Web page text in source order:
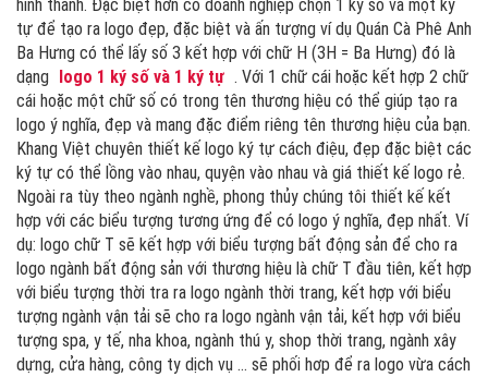
hình thành. Đặc biệt hơn có doanh nghiệp chọn 1 ký số và một ký
tự để tạo ra logo đẹp, đặc biệt và ấn tượng ví dụ Quán Cà Phê Anh
Ba Hưng có thể lấy số 3 kết hợp với chữ H (3H = Ba Hưng) đó là
dạng
logo 1 ký số và 1 ký tự . Với 1 chữ cái hoặc kết hợp 2 chữ
cái hoặc một chữ số có trong tên thương hiệu có thể giúp tạo ra
logo ý nghĩa, đẹp và mang đặc điểm riêng tên thương hiệu của bạn.
Khang Việt chuyên thiết kế logo ký tự cách điệu, đẹp đặc biệt các
ký tự có thể lồng vào nhau, quyện vào nhau và giá thiết kế logo rẻ.
Ngoài ra tùy theo ngành nghề, phong thủy chúng tôi thiết kế kết
hợp với các biểu tượng tương ứng để có logo ý nghĩa, đẹp nhất. Ví
dụ: logo chữ T sẽ kết hợp với biểu tượng bất động sản để cho ra
logo ngành bất động sản với thương hiệu là chữ T đầu tiên, kết hợp
với biểu tượng thời tra ra logo ngành thời trang, kết hợp với biểu
tượng ngành vận tải sẽ cho ra logo ngành vận tải, kết hợp với biểu
tượng spa, y tế, nha khoa, ngành thú y, shop thời trang, ngành xây
dựng, cửa hàng, công ty dịch vụ ... sẽ phối hơp để ra logo vừa cách